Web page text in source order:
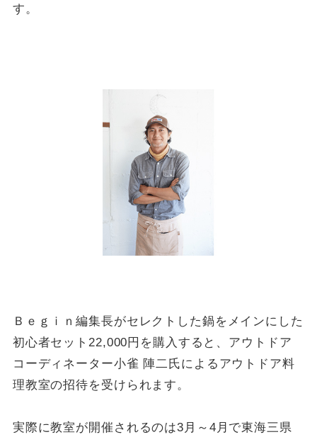
す。
Ｂｅｇｉｎ編集長がセレクトした鍋をメインにした
初心者セット22,000円を購入すると、アウトドア
コーディネーター小雀 陣二氏によるアウトドア料
理教室の招待を受けられます。
実際に教室が開催されるのは3月～4月で東海三県